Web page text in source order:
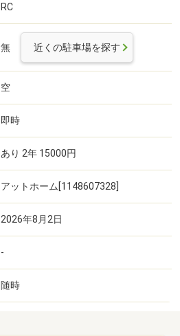
RC
無 近くの駐車場を探す
空
即時
あり 2年 15000円
アットホーム[1148607328]
2026年8月2日
-
随時